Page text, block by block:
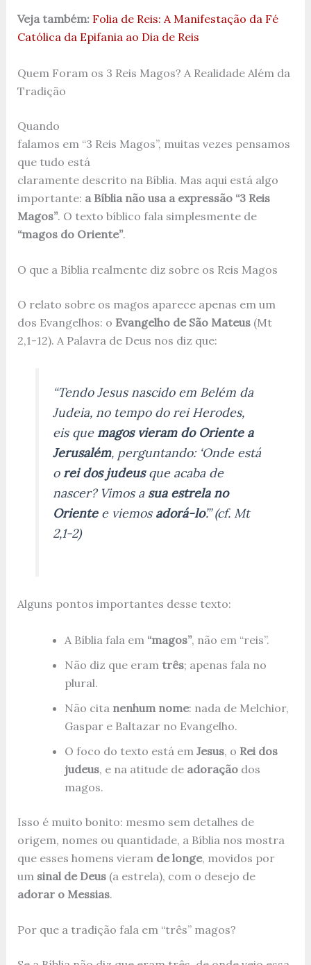
Veja também: Folia de Reis: A Manifestação da Fé
Católica da Epifania ao Dia de Reis
Quem Foram os 3 Reis Magos? A Realidade Além da
Tradição
Quando
falamos em “3 Reis Magos”, muitas vezes pensamos
que tudo está
claramente descrito na Bíblia. Mas aqui está algo
importante: a Bíblia não usa a expressão “3 Reis
Magos”. O texto bíblico fala simplesmente de
“magos do Oriente”.
O que a Bíblia realmente diz sobre os Reis Magos
O relato sobre os magos aparece apenas em um
dos Evangelhos: o Evangelho de São Mateus(Mt
2,1-12). A Palavra de Deus nos diz que:
“Tendo Jesus nascido em Belém da
Judeia, no tempo do rei Herodes,
eis quemagos vieram do Oriente a
Jerusalém, perguntando: ‘Onde está
orei dos judeusque acaba de
nascer? Vimos a sua estrela no
Orientee viemos adorá-lo’.” (cf. Mt
2,1-2)
Alguns pontos importantes desse texto:
A Bíblia fala em “magos”, não em “reis”.
Não diz que eram três; apenas fala no
plural.
Não cita nenhum nome: nada de Melchior,
Gaspar e Baltazar no Evangelho.
O foco do texto está em Jesus, o Rei dos
judeus, e na atitude de adoraçãodos
magos.
Isso é muito bonito: mesmo sem detalhes de
origem, nomes ou quantidade, a Bíblia nos mostra
que esses homens vieram de longe, movidos por
um sinal de Deus(a estrela), com o desejo de
adorar o Messias.
Por que a tradição fala em “três” magos?